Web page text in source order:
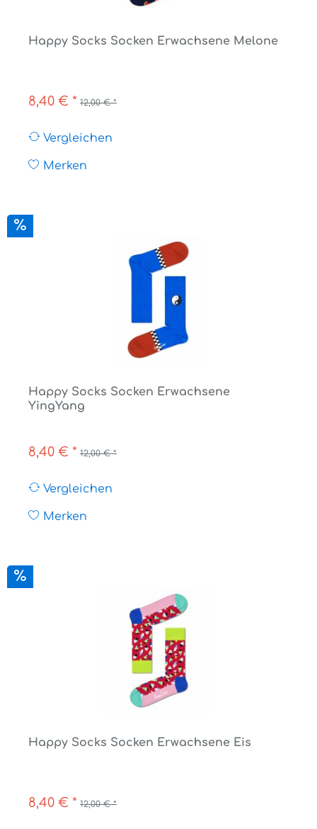
Happy Socks Socken Erwachsene Melone
8,40 € * 12,00 € *
Vergleichen
Merken
Happy Socks Socken Erwachsene
YingYang
8,40 € * 12,00 € *
Vergleichen
Merken
Happy Socks Socken Erwachsene Eis
8,40 € * 12,00 € *